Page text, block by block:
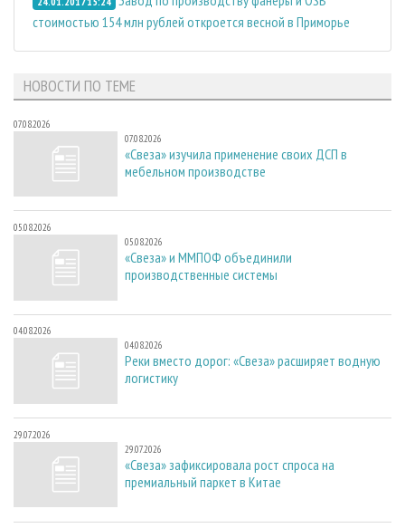
стоимостью 154 млн рублей откроется весной в Приморье
НОВОСТИ ПО ТЕМЕ
07.08.2026
07.08.2026
«Свеза» изучила применение своих ДСП в
мебельном производстве
05.08.2026
05.08.2026
«Свеза» и ММПОФ объединили
производственные системы
04.08.2026
04.08.2026
Реки вместо дорог: «Свеза» расширяет водную
логистику
29.07.2026
29.07.2026
«Свеза» зафиксировала рост спроса на
премиальный паркет в Китае